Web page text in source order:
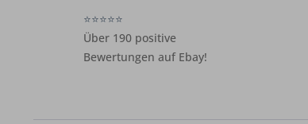
⭐⭐⭐⭐⭐
Über 190 positive
Bewertungen auf Ebay!